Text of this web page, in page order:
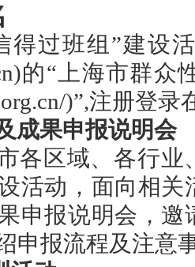
得过班组”建设
的“上海市群
)”,注册登录
成果申报说明会
各区域、各行
活动，面向相
申报说明会，
申报流程及注意